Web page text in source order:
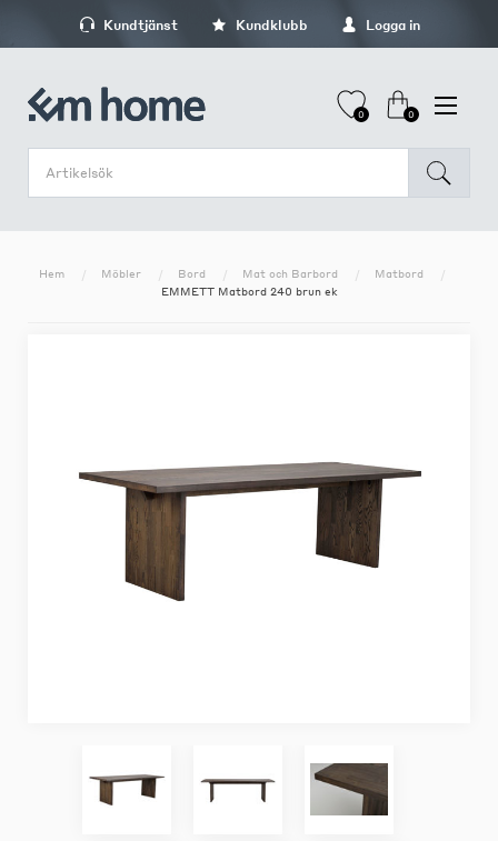
Kundtjänst Kundklubb Logga in
0 0
Hem Möbler Bord Mat och Barbord
Matbord
EMMETT Matbord 240 brun ek